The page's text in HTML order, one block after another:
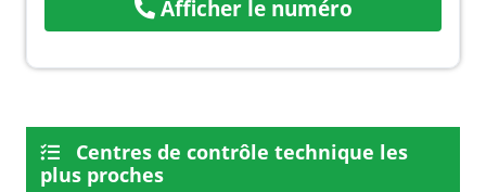
Afficher le numéro
Centres de contrôle technique les
plus proches